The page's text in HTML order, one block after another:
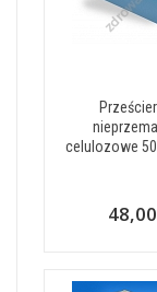
celulozowe